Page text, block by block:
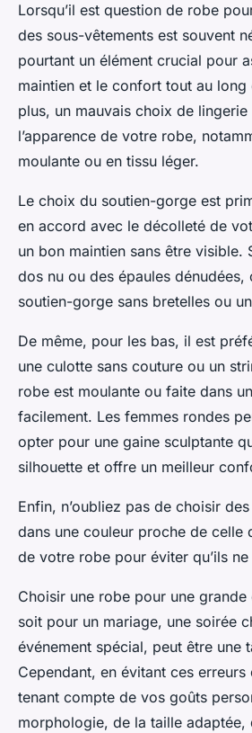
Lorsqu’il est question de robe
des sous-vêtements est souvent
pourtant un élément crucial pour
maintien et le confort tout au long
plus, un mauvais choix de
l’apparence de votre robe,
moulante ou en tissu léger.
Le choix du soutien-gorge est
en accord avec le décolleté de
un bon maintien sans être visible.
dos nu ou des épaules dénudées,
soutien-gorge sans bretelles ou
De même, pour les bas, il est
une culotte sans couture ou un
robe est moulante ou faite dans
facilement. Les femmes rondes
opter pour une gaine sculptante
silhouette et offre un meilleur
Enfin, n’oubliez pas de choisir
dans une couleur proche de celle
de votre robe pour éviter qu’ils
Choisir une robe pour une
soit pour un mariage, une soirée
événement spécial, peut être une
Cependant, en évitant ces erreurs
tenant compte de vos goûts
morphologie, de la taille adaptée,